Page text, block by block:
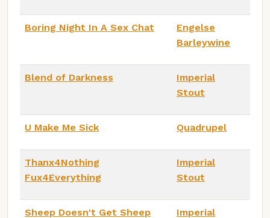
Boring Night In A Sex Chat
Engelse
Barleywine
Blend of Darkness
Imperial
Stout
U Make Me Sick Quadrupel
Thanx4Nothing
Fux4Everything
Imperial
Stout
Sheep Doesn't Get Sheep
Imperial